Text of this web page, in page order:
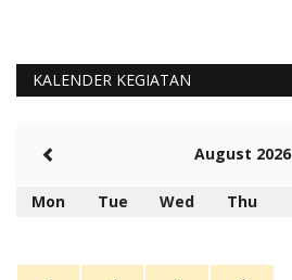
KALENDER KEGIATAN
August 2026
Mon Tue Wed Thu